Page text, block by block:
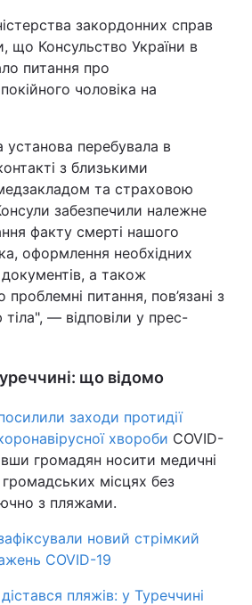
закордонних справ
що Консульство України в
питання про
чоловіка на
установа перебувала в
з близькими
та страховою
забезпечили належне
факту смерті нашого
оформлення необхідних
а також
проблемні питання, пов’язані з
тіла", — відповіли у прес-
що відомо
заходи протидії
хвороби COVID-
громадян носити медичні
місцях без
з пляжами.
новий стрімкий
COVID-19
пляжів: у Туреччині